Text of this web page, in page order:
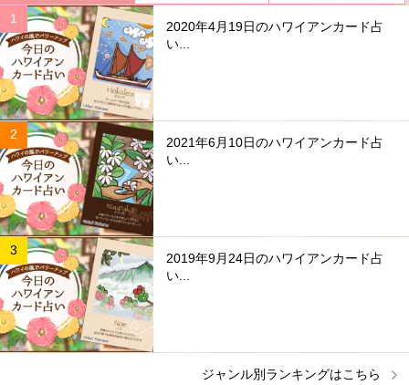
2020年4月19日のハワイアンカード占
い...
2021年6月10日のハワイアンカード占
い...
2019年9月24日のハワイアンカード占
い...
ジャンル別ランキングはこちら